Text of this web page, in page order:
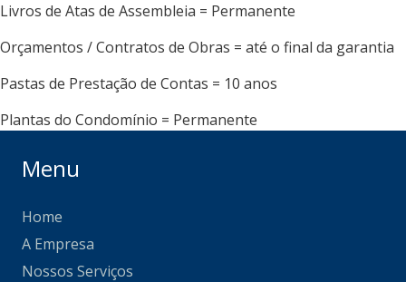
Livros de Atas de Assembleia = Permanente
Orçamentos / Contratos de Obras = até o final da garantia
Pastas de Prestação de Contas = 10 anos
Plantas do Condomínio = Permanente
Menu
Home
A Empresa
Nossos Serviços